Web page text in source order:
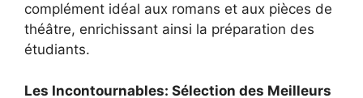
complément idéal aux romans et aux pièces de
théâtre, enrichissant ainsi la préparation des
étudiants.
Les Incontournables: Sélection des Meilleurs